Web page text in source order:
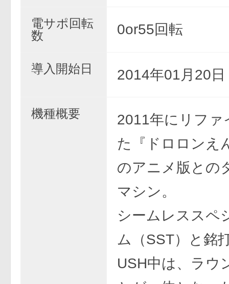
電サポ回転
数
0or55回転
導入開始日 2014年01月20日
機種概要
2011年にリファ
た『ドロロンえ
のアニメ版との
マシン。
シームレススペ
ム（SST）と銘
USH中は、ラウ